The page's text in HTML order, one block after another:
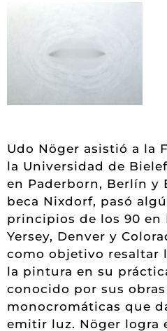
Udo Nöger asistió a la
la Universidad de
en Paderborn, Berlín y
beca Nixdorf, pasó
principios de los 90 en
Yersey, Denver y
como objetivo resaltar
la pintura en su
conocido por sus
monocromáticas que
emitir luz. Nöger logra